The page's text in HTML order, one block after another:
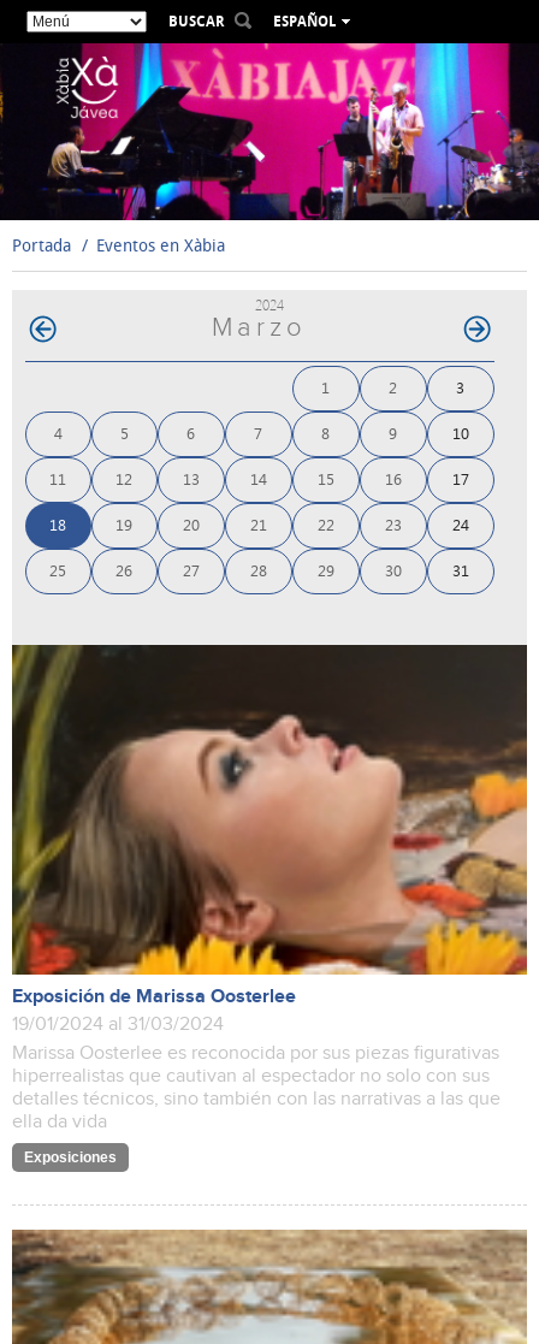
BUSCAR
ESPAÑOL
VALENCIÀ
ENGLISH
DEUTSCH
РУССКИЙ
Portada Eventos en Xàbia
2024
Marzo
1 2 3
4 5 6 7 8 9 10
11 12 13 14 15 16 17
18 19 20 21 22 23 24
25 26 27 28 29 30 31
Exposición de Marissa Oosterlee
19/01/2024 al 31/03/2024
Marissa Oosterlee es reconocida por sus piezas figurativas
hiperrealistas que cautivan al espectador no solo con sus
detalles técnicos, sino también con las narrativas a las que
ella da vida
Exposiciones